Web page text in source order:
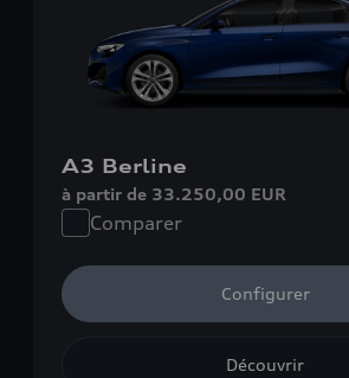
A3 Berline
à partir de 33.250,00 EUR
Comparer
Configurer
Découvrir